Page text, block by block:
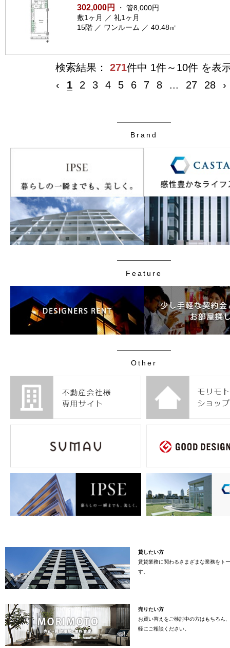
302,000円
・ 管8,000円
敷1ヶ月 ／ 礼1ヶ月
15階 ／ ワンルーム ／ 40.48㎡
検索結果： 271件中 1件～10件 を表
‹
1 2 3 4 5 6 7 8 ... 27 28 ›
Brand
Feature
Other
貸したい方
賃貸業務に関わるさまざまな業務をト
す。
売りたい方
お買い替えをご検討中の方はもちろん
軽にご相談ください。